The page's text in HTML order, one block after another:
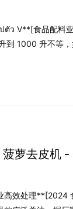
ว V**[食品配料
到 1000 升不等
萝去皮机 -
效处理**[2024